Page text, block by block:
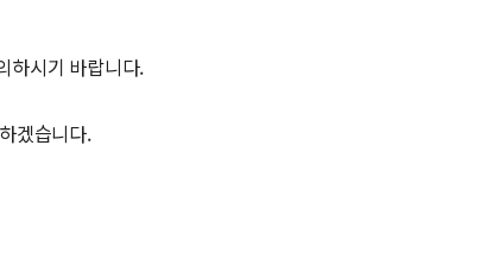
하시기 바랍니다.
겠습니다.